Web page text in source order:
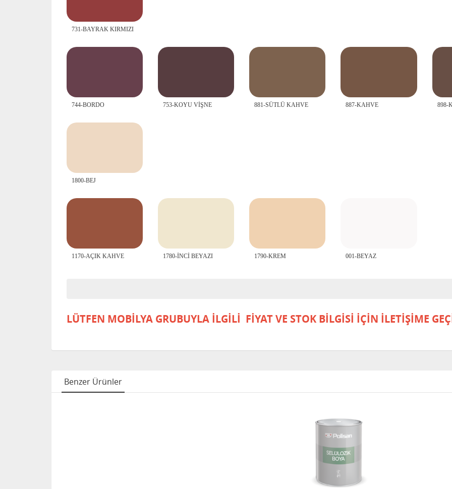
731-BAYRAK KIRMIZI
744-BORDO 753-KOYU VİŞNE 881-SÜTLÜ KAHVE 887-KAHVE 898-
1800-BEJ
1170-AÇIK KAHVE 1780-İNCİ BEYAZI 1790-KREM 001-BEYAZ
LÜTFEN MOBİLYA GRUBUYLA İLGİLİ FİYAT VE STOK BİLGİSİ İÇİN İLETİŞİME
Benzer Ürünler